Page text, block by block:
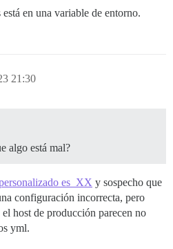
en una variable de entorno.
21:30
algo está mal?
es_XX y sospecho que
configuración incorrecta, pero
host de producción parecen no
yml.